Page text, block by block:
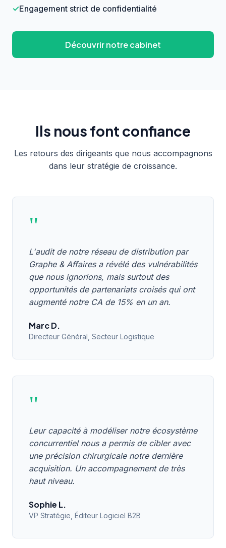
Engagement strict de confidentialité
Découvrir notre cabinet
Ils nous font confiance
Les retours des dirigeants que nous accompagnons
dans leur stratégie de croissance.
"
L'audit de notre réseau de distribution par
Graphe & Affaires a révélé des vulnérabilités
que nous ignorions, mais surtout des
opportunités de partenariats croisés qui ont
augmenté notre CA de 15% en un an.
Marc D.
Directeur Général, Secteur Logistique
"
Leur capacité à modéliser notre écosystème
concurrentiel nous a permis de cibler avec
une précision chirurgicale notre dernière
acquisition. Un accompagnement de très
haut niveau.
Sophie L.
VP Stratégie, Éditeur Logiciel B2B